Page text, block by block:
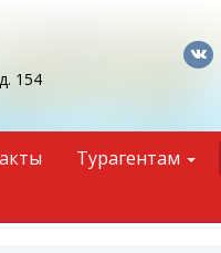
154
Турагентам